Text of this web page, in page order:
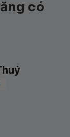
có